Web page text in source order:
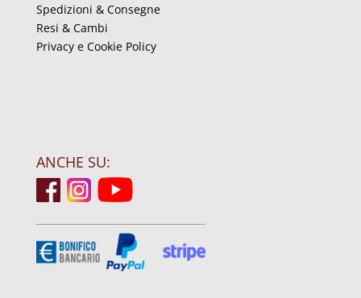
Spedizioni & Consegne
Resi & Cambi
Privacy e Cookie Policy
ANCHE SU: